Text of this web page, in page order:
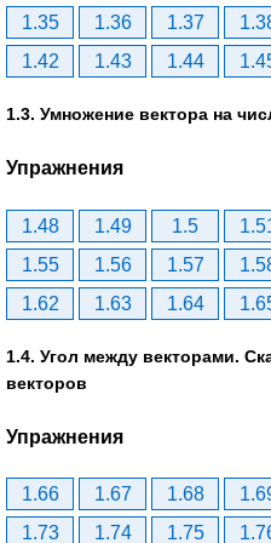
1.35
1.36 1.37
1.42
1.43 1.44
1.3. Умножение вектора на
Упражнения
1.48 1.49 1.5
1.55
1.56 1.57
1.62
1.63 1.64
1.4. Угол между векторами.
векторов
Упражнения
1.66 1.67 1.68
1.73
1.74 1.75